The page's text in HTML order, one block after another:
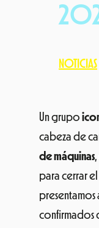
NOTICIAS
Un grupo
cabeza de
de máquinas
para cerrar el
presentamos
confirmados